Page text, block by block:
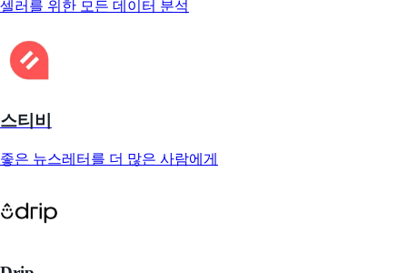
셀러를 위한 모든 데이터 분석
스티비
좋은 뉴스레터를 더 많은 사람에게